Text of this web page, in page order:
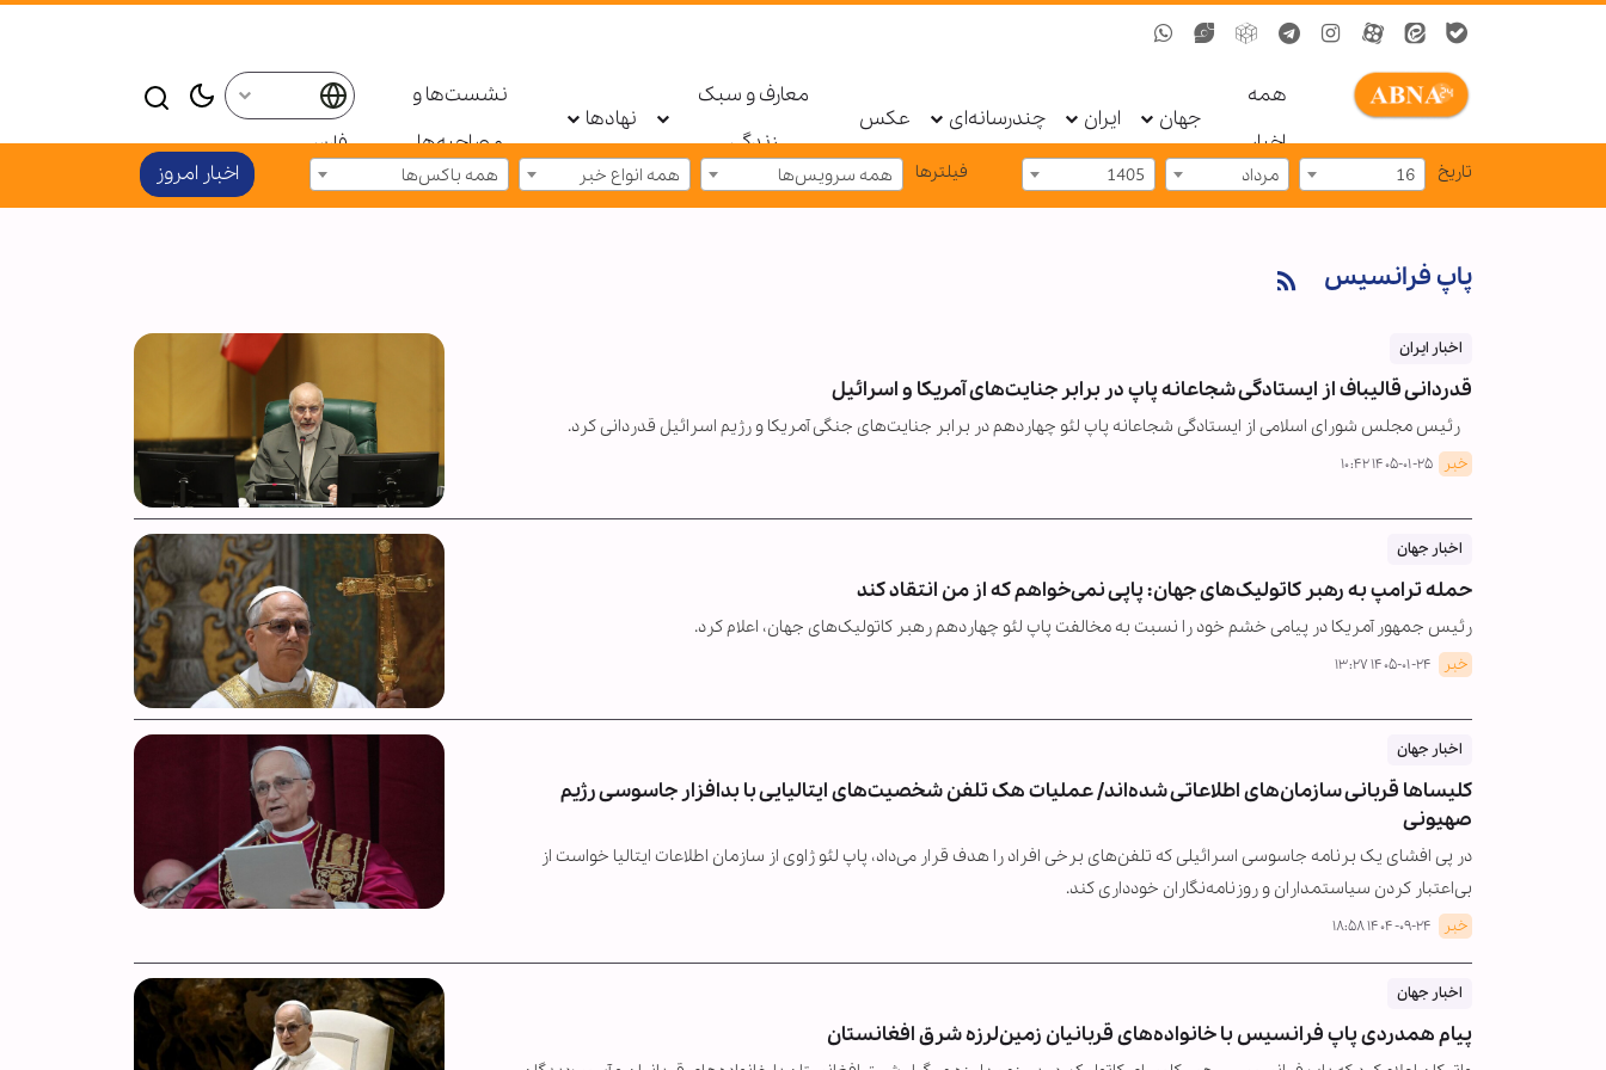
همه
اخبار
جهان ایران چندرسانه‌ای عکس
معارف و سبک
زندگی
نهادها
نشست‌ها و
مصاحبه‌ها
فارسی
تاریخ 16 مرداد 1405 فیلترها همه سرویس‌ها همه انواع خبر همه باکس‌ها اخبار امروز
پاپ فرانسیس
اخبار ایران
قدردانی قالیباف از ایستادگی شجاعانه پاپ در برابر جنایت‌های آمریکا و اسرائیل
رئیس مجلس شورای اسلامی از ایستادگی شجاعانه پاپ لئو چهاردهم در برابر جنایت‌های جنگی آمریکا و رژیم اسرائیل قدردانی کرد.
خبر ۱۴۰۵-۰۱-۲۵ ۱۰:۴۲
اخبار جهان
حمله ترامپ به رهبر کاتولیک‌های جهان: پاپی نمی‌خواهم که از من انتقاد کند
رئیس جمهور آمریکا در پیامی خشم خود را نسبت به مخالفت پاپ لئو چهاردهم رهبر کاتولیک‌های جهان، اعلام کرد.
خبر ۱۴۰۵-۰۱-۲۴ ۱۳:۲۷
اخبار جهان
کلیساها قربانی سازمان‌های اطلاعاتی شده‌اند/ عملیات هک تلفن‌ شخصیت‌های ایتالیایی با بدافزار جاسوسی رژیم
صهیونی
در پی افشای یک برنامه جاسوسی اسرائیلی که تلفن‌های برخی افراد را هدف قرار می‌داد، پاپ لئو ژاوی از سازمان اطلاعات ایتالیا خواست از
بی‌اعتبار کردن سیاستمداران و روزنامه‌نگاران خودداری کند.
خبر ۱۴۰۴-۰۹-۲۴ ۱۸:۵۸
اخبار جهان
پیام همدردی پاپ فرانسیس با خانواده‌های قربانیان زمین‌لرزه شرق افغانستان